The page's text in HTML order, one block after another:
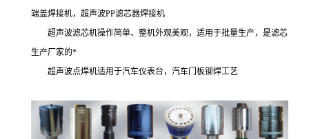
端盖焊接机，超声波PP滤芯器焊接机
超声波滤芯机操作简单、整机外观美观，适用于批量生产，是滤芯
生产厂家的*
超声波点焊机适用于汽车仪表台，汽车门板铆焊工艺